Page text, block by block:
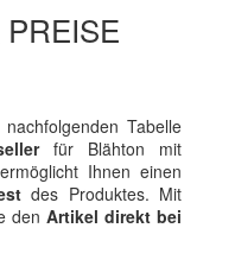
Tabelle
für Blähton mit
Ihnen einen
des Produktes. Mit
den Artikel direkt bei